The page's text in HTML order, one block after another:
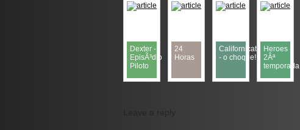
Dexter -
EpisÃ³dio
Piloto
24
Horas
Californication
- o choque!!!
Heroes -
2Âª
temporada